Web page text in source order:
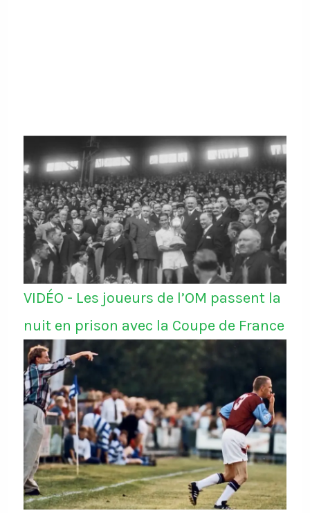
VIDÉO - Les joueurs de l’OM passent la
nuit en prison avec la Coupe de France